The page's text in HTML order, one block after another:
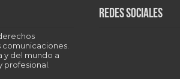
comunicaciones.
y del mundo a
profesional.
Redes sociales